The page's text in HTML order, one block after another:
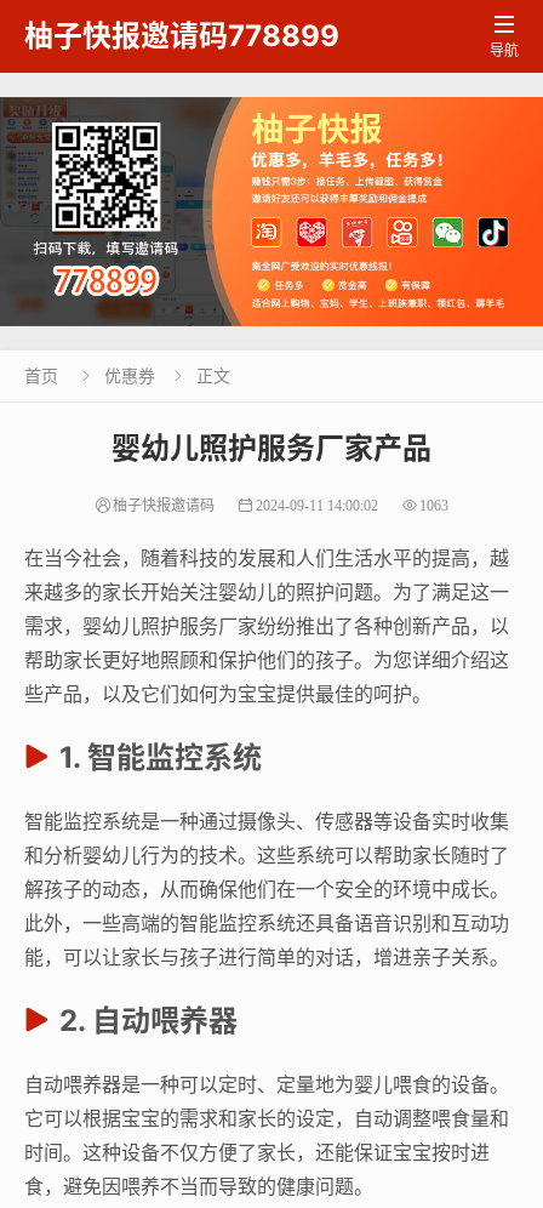
柚子快报邀请码778899 
导航
首页  优惠券  正文
婴幼儿照护服务厂家产品
柚子快报邀请码 2024-09-11 14:00:02 1063
在当今社会，随着科技的发展和人们生活水平的提高，越
来越多的家长开始关注婴幼儿的照护问题。为了满足这一
需求，婴幼儿照护服务厂家纷纷推出了各种创新产品，以
帮助家长更好地照顾和保护他们的孩子。为您详细介绍这
些产品，以及它们如何为宝宝提供最佳的呵护。
1. 智能监控系统
智能监控系统是一种通过摄像头、传感器等设备实时收集
和分析婴幼儿行为的技术。这些系统可以帮助家长随时了
解孩子的动态，从而确保他们在一个安全的环境中成长。
此外，一些高端的智能监控系统还具备语音识别和互动功
能，可以让家长与孩子进行简单的对话，增进亲子关系。
2. 自动喂养器
自动喂养器是一种可以定时、定量地为婴儿喂食的设备。
它可以根据宝宝的需求和家长的设定，自动调整喂食量和
时间。这种设备不仅方便了家长，还能保证宝宝按时进
食，避免因喂养不当而导致的健康问题。